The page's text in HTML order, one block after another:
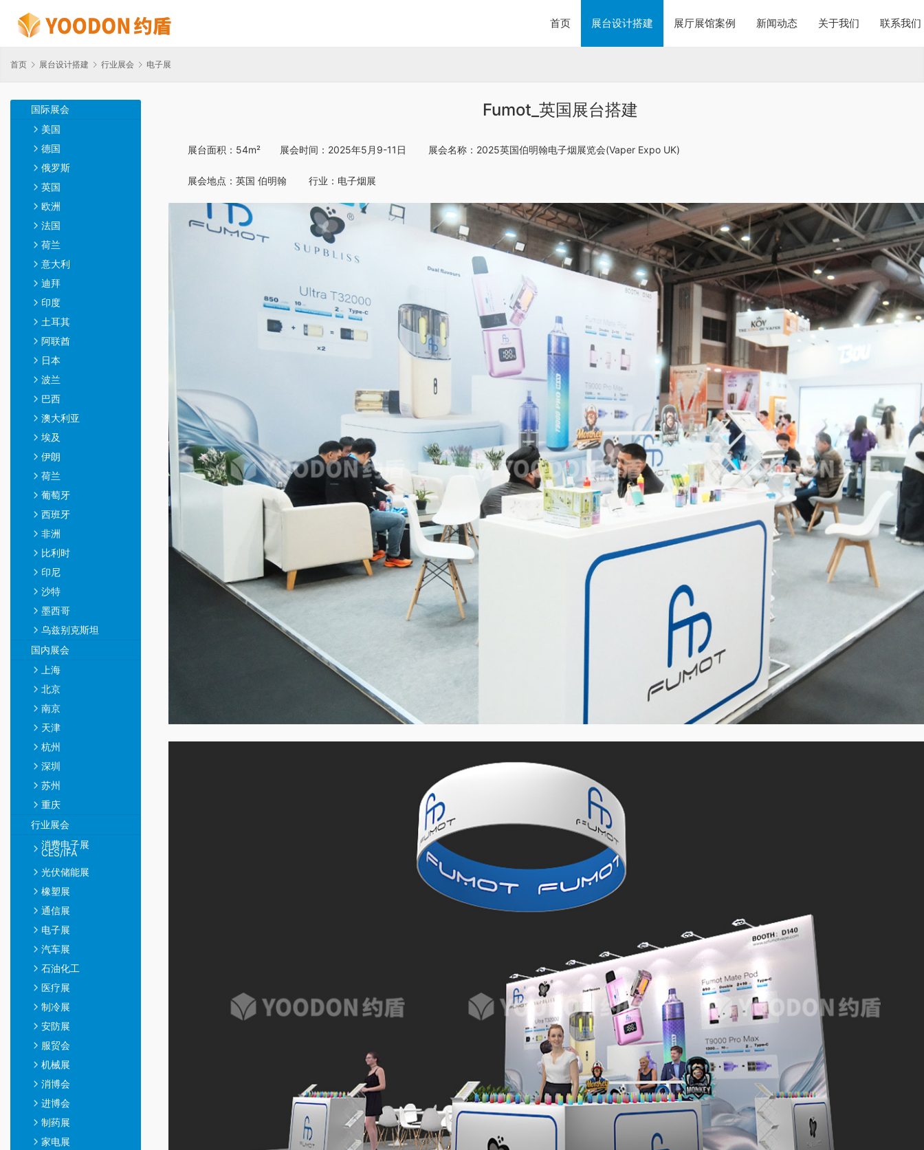
首页 展台设计搭建 展厅展馆案例 新闻动态 关于我们 联系我们
首页 展台设计搭建 行业展会 电子展
国际展会
美国
德国
俄罗斯
英国
欧洲
法国
荷兰
意大利
迪拜
印度
土耳其
阿联酋
日本
波兰
巴西
澳大利亚
埃及
伊朗
荷兰
葡萄牙
西班牙
非洲
比利时
印尼
沙特
墨西哥
乌兹别克斯坦
国内展会
上海
北京
南京
天津
杭州
深圳
苏州
重庆
行业展会
消费电子展
CES/IFA
光伏储能展
橡塑展
通信展
电子展
汽车展
石油化工
医疗展
制冷展
安防展
服贸会
机械展
消博会
进博会
制药展
家电展
Fumot_英国展台搭建
展台面积：54m²       展会时间：2025年5月9-11日        展会名称：2025英国伯明翰电子烟展览会(Vaper Expo UK)
展会地点：英国 伯明翰        行业：电子烟展